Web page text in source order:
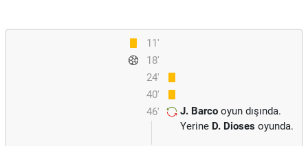
11'
18'
24'
40'
46'
J. Barco oyun dışında.
Yerine D. Dioses oyunda.